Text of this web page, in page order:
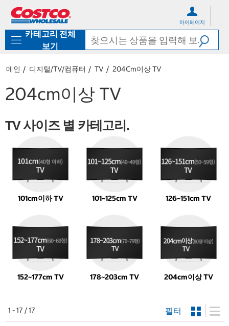
로
기
가
마이페이지
카테고리 전체
보기
메인 디지털/TV/컴퓨터 TV 20​4​cm이상 TV
20​4​cm이상 TV
TV 사이즈 별 카테고리.
101cm이하 TV 101~125cm TV 126~151cm TV
152~177cm TV 178~203cm TV 204cm이상 TV
1 - 17 / 17 필터